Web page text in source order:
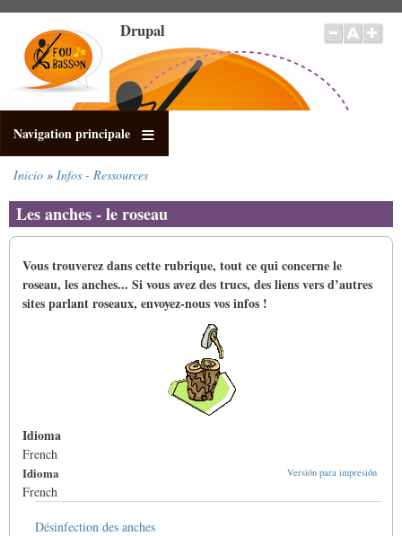
contenido
principal
Drupal
Navigation principale
enlaces
de
a
la
navegación
Inicio Infos - Ressources
Les anches - le roseau
Vous trouverez dans cette rubrique, tout ce qui concerne le
roseau, les anches... Si vous avez des trucs, des liens vers d’autres
sites parlant roseaux, envoyez-​​nous vos infos !
Idioma
French
Versión para impresión
Idioma
French
Désinfection des anches